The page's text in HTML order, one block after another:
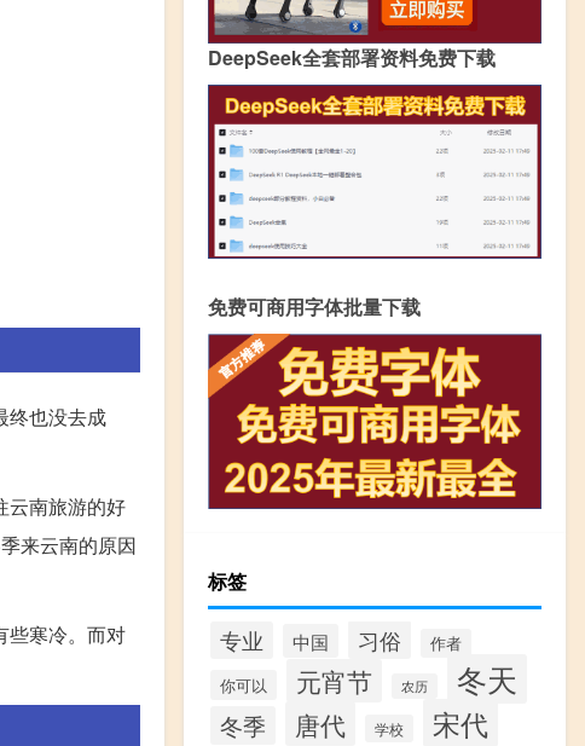
终也没去成
云南旅游的好
来云南的原因
些寒冷。而对
DeepSeek全套部署资料免费下载
免费可商用字体批量下载
标签
专业 中国 习俗 作者
你可以 元宵节 农历 冬天
冬季 唐代 学校 宋代